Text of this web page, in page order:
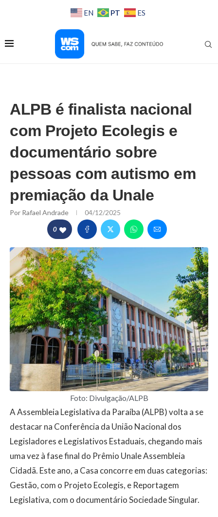
EN PT ES
ALPB é finalista nacional
com Projeto Ecolegis e
documentário sobre
pessoas com autismo em
premiação da Unale
Por Rafael Andrade 04/12/2025
0
Foto: Divulgação/ALPB
A Assembleia Legislativa da Paraíba (ALPB) volta a se
destacar na Conferência da União Nacional dos
Legisladores e Legislativos Estaduais, chegando mais
uma vez à fase final do Prêmio Unale Assembleia
Cidadã. Este ano, a Casa concorre em duas categorias:
Gestão, com o Projeto Ecolegis, e Reportagem
Legislativa, com o documentário Sociedade Singular.